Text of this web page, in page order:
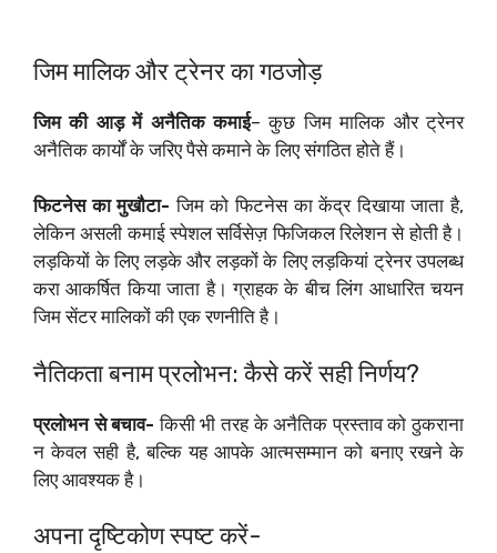
जिम मालिक और ट्रेनर का गठजोड़
जिम की आड़ में अनैतिक कमाई– कुछ जिम मालिक और ट्रेनर
अनैतिक कार्यों के जरिए पैसे कमाने के लिए संगठित होते हैं।
फिटनेस का मुखौटा-जिम को फिटनेस का केंद्र दिखाया जाता है,
लेकिन असली कमाई स्पेशल सर्विसेज़ फिजिकल रिलेशन से होती है।
लड़कियों के लिए लड़के और लड़कों के लिए लड़कियां ट्रेनर उपलब्ध
करा आकर्षित किया जाता है। ग्राहक के बीच लिंग आधारित चयन
जिम सेंटर मालिकों की एक रणनीति है।
नैतिकता बनाम प्रलोभन: कैसे करें सही निर्णय?
प्रलोभन से बचाव-किसी भी तरह के अनैतिक प्रस्ताव को ठुकराना
न केवल सही है, बल्कि यह आपके आत्मसम्मान को बनाए रखने के
लिए आवश्यक है।
अपना दृष्टिकोण स्पष्ट करें-